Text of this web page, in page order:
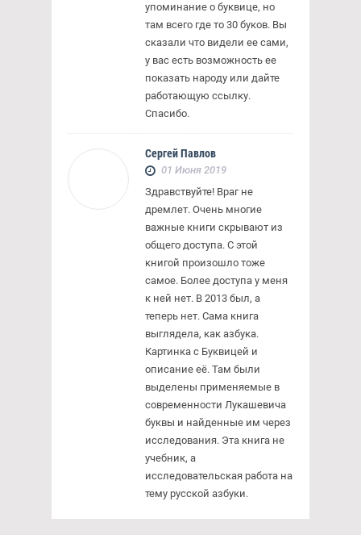
упоминание о буквице, но
там всего где то 30 буков. Вы
сказали что видели ее сами,
у вас есть возможность ее
показать народу или дайте
работающую ссылку.
Спасибо.
Сергей Павлов
01 Июня 2019
Здравствуйте! Враг не
дремлет. Очень многие
важные книги скрывают из
общего доступа. С этой
книгой произошло тоже
самое. Более доступа у меня
к ней нет. В 2013 был, а
теперь нет. Сама книга
выглядела, как азбука.
Картинка с Буквицей и
описание её. Там были
выделены применяемые в
современности Лукашевича
буквы и найденные им через
исследования. Эта книга не
учебник, а
исследовательская работа на
тему русской азбуки.